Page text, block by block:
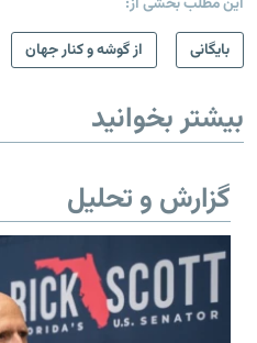
بایگانی
از گوشه و کنار جهان
بیشتر بخوانید
گزارش و تحلیل